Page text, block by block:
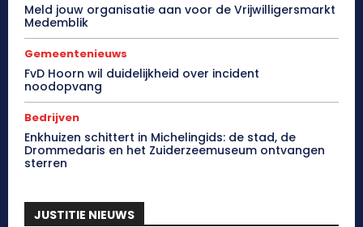
Meld jouw organisatie aan voor de Vrijwilligersmarkt
Medemblik
Gemeentenieuws
FvD Hoorn wil duidelijkheid over incident
noodopvang
Bedrijven
Enkhuizen schittert in Michelingids: de stad, de
Drommedaris en het Zuiderzeemuseum ontvangen
sterren
JUSTITIE NIEUWS